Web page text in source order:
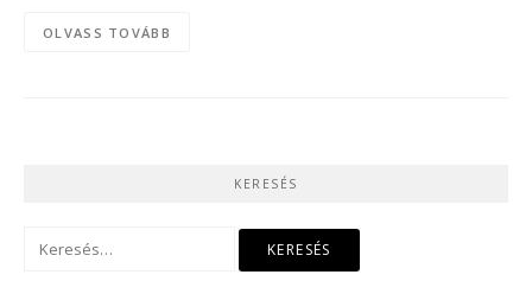
OLVASS TOVÁBB
KERESÉS